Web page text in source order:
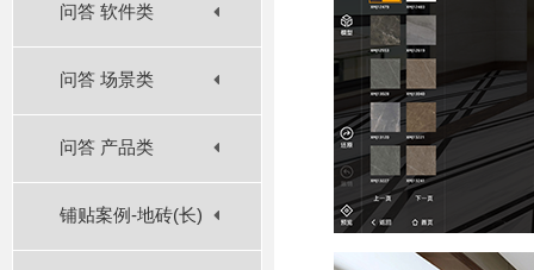
问答 软件类
问答 场景类
问答 产品类
铺贴案例-地砖(长)